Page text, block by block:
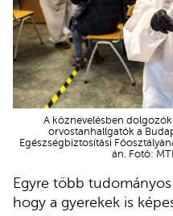
A köznevelésben
orvostanhallgatók a
Egészségbiztosítási
án. Fotó:
Egyre több
hogy a gyerekek is